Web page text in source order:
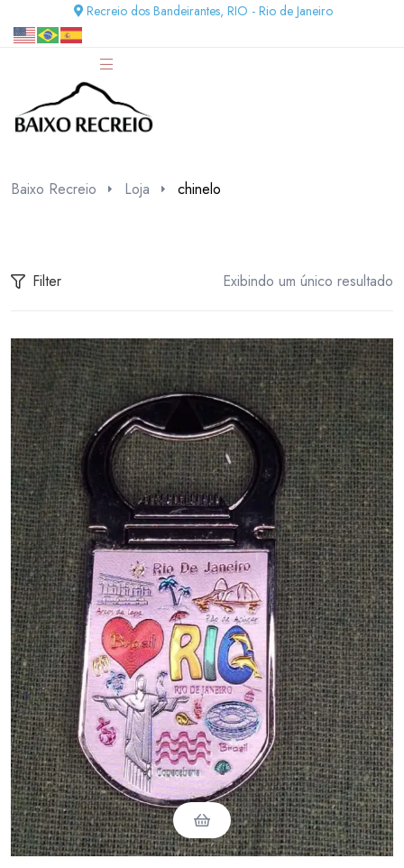
Recreio dos Bandeirantes, RIO - Rio de Janeiro
Baixo Recreio Loja chinelo
Filter Exibindo um único resultado